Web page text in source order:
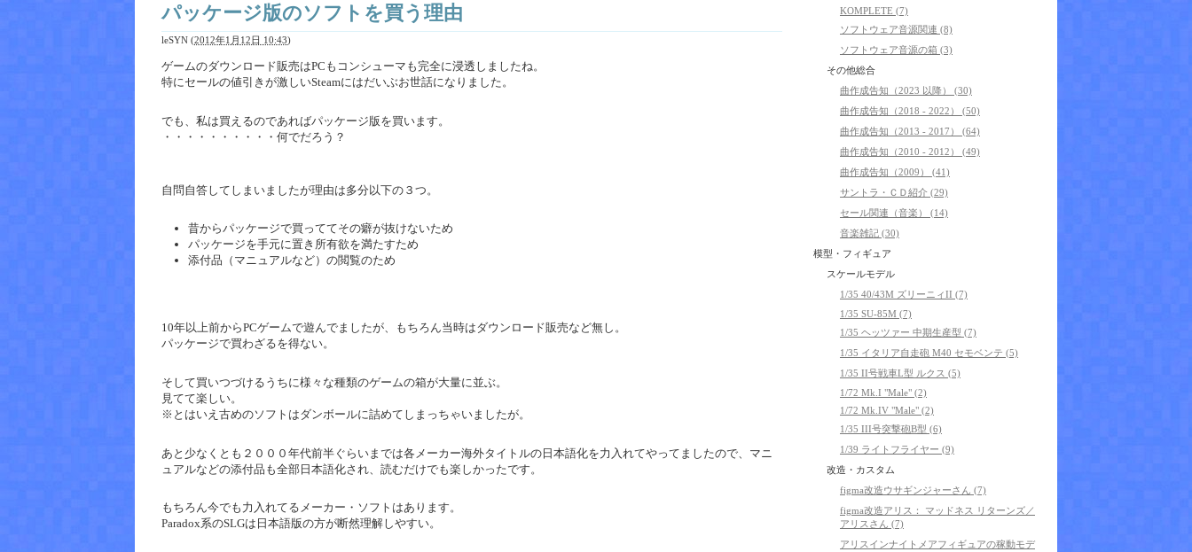
パッケージ版のソフトを買う理由
leSYN (2012年1月12日 10:43)
ゲームのダウンロード販売はPCもコンシューマも完全に浸透しましたね。
特にセールの値引きが激しいSteamにはだいぶお世話になりました。
でも、私は買えるのであればパッケージ版を買います。
・・・・・・・・・・何でだろう？
自問自答してしまいましたが理由は多分以下の３つ。
昔からパッケージで買っててその癖が抜けないため
パッケージを手元に置き所有欲を満たすため
添付品（マニュアルなど）の閲覧のため
10年以上前からPCゲームで遊んでましたが、もちろん当時はダウンロード販売など無し。
パッケージで買わざるを得ない。
そして買いつづけるうちに様々な種類のゲームの箱が大量に並ぶ。
見てて楽しい。
※とはいえ古めのソフトはダンボールに詰めてしまっちゃいましたが。
あと少なくとも２０００年代前半ぐらいまでは各メーカー海外タイトルの日本語化を力入れてやってましたので、マニ
ュアルなどの添付品も全部日本語化され、読むだけでも楽しかったです。
もちろん今でも力入れてるメーカー・ソフトはあります。
Paradox系のSLGは日本語版の方が断然理解しやすい。
KOMPLETE (7)
ソフトウェア音源関連 (8)
ソフトウェア音源の箱 (3)
その他総合
曲作成告知（2023 以降） (30)
曲作成告知（2018 - 2022） (50)
曲作成告知（2013 - 2017） (64)
曲作成告知（2010 - 2012） (49)
曲作成告知（2009） (41)
サントラ・ＣＤ紹介 (29)
セール関連（音楽） (14)
音楽雑記 (30)
模型・フィギュア
スケールモデル
1/35 40/43M ズリーニィII (7)
1/35 SU-85M (7)
1/35 ヘッツァー 中期生産型 (7)
1/35 イタリア自走砲 M40 セモベンテ (5)
1/35 II号戦車L型 ルクス (5)
1/72 Mk.I "Male" (2)
1/72 Mk.IV "Male" (2)
1/35 III号突撃砲B型 (6)
1/39 ライトフライヤー (9)
改造・カスタム
figma改造ウサギンジャーさん (7)
figma改造アリス： マッドネス リターンズ／
アリスさん (7)
アリスインナイトメアフィギュアの稼動モデ